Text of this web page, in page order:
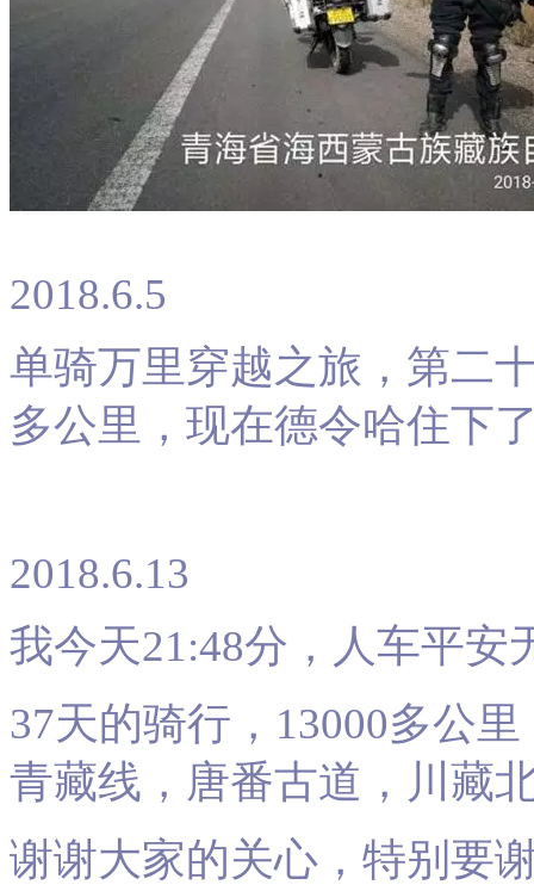
2018.6.5
单骑万里穿越之旅，第二
多公里，现在德令哈住下
2018.6.13
我今天21:48分，人车平安
37天的骑行，13000多公
青藏线，唐番古道，川藏
谢谢大家的关心，特别要